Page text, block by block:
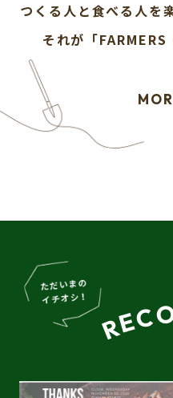
つくる人と食べる人を
それが「FARMERS
REC